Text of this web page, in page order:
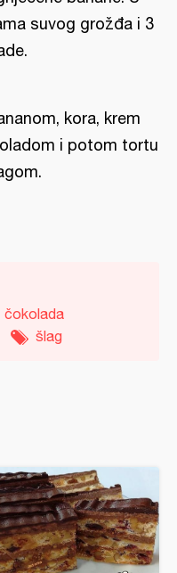
suvog grožđa i 3
kora, krem
i potom tortu
čokolada
šlag